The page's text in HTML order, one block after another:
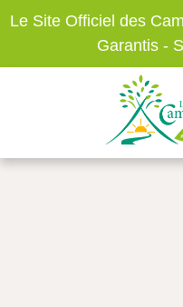
Le Site Officiel des
Garantis -